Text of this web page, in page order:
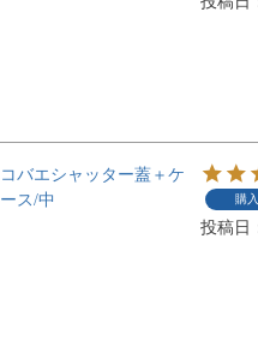
コバエシャッター蓋＋ケ
ース/中
購
投稿日